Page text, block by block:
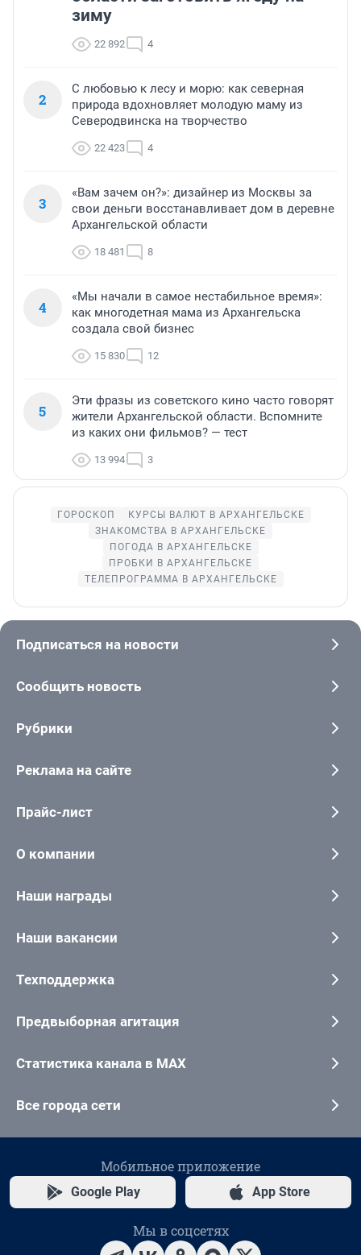
зиму
22 892 4
2
С любовью к лесу и морю: как северная
природа вдохновляет молодую маму из
Северодвинска на творчество
22 423 4
3
«Вам зачем он?»: дизайнер из Москвы за
свои деньги восстанавливает дом в деревне
Архангельской области
18 481 8
4
«Мы начали в самое нестабильное время»:
как многодетная мама из Архангельска
создала свой бизнес
15 830 12
5
Эти фразы из советского кино часто говорят
жители Архангельской области. Вспомните
из каких они фильмов? — тест
13 994 3
ГОРОСКОП
КУРСЫ ВАЛЮТ В АРХАНГЕЛЬСКЕ
ЗНАКОМСТВА В АРХАНГЕЛЬСКЕ
ПОГОДА В АРХАНГЕЛЬСКЕ
ПРОБКИ В АРХАНГЕЛЬСКЕ
ТЕЛЕПРОГРАММА В АРХАНГЕЛЬСКЕ
Подписаться на новости
Сообщить новость
Рубрики
Реклама на сайте
Прайс-лист
О компании
Наши награды
Наши вакансии
Техподдержка
Предвыборная агитация
Статистика канала в MAX
Все города сети
Мобильное приложение
Google Play App Store
Мы в соцсетях